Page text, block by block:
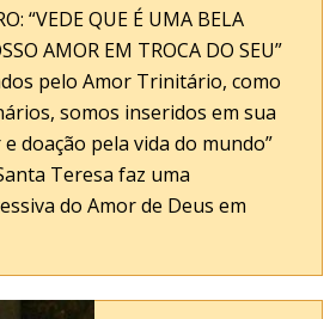
“VEDE QUE É UMA BELA
AMOR EM TROCA DO SEU”
pelo Amor Trinitário, como
somos inseridos em sua
doação pela vida do mundo”
Teresa faz uma
do Amor de Deus em